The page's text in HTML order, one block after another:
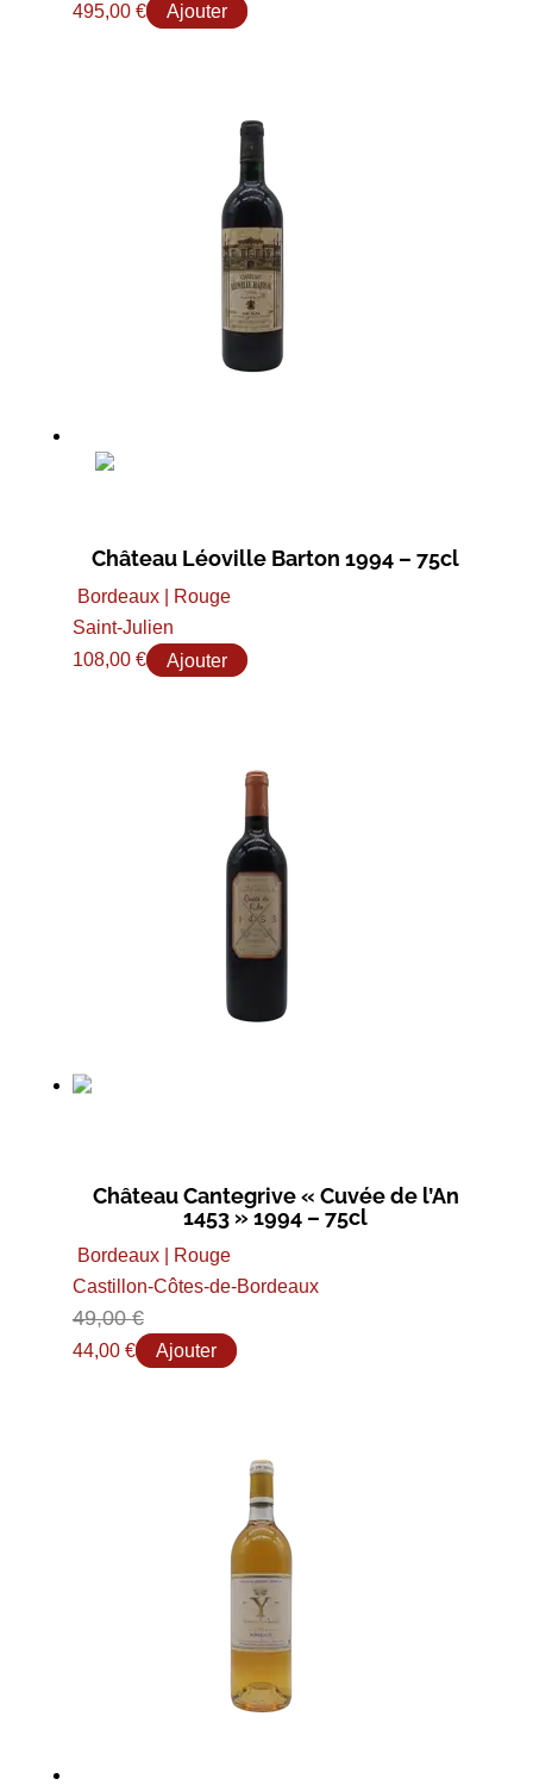
495,00 € Ajouter
Château Léoville Barton 1994 – 75cl
Bordeaux | Rouge
Saint-Julien
108,00 € Ajouter
Château Cantegrive « Cuvée de l’An
1453 » 1994 – 75cl
Bordeaux | Rouge
Castillon-Côtes-de-Bordeaux
49,00€
44,00 € Ajouter